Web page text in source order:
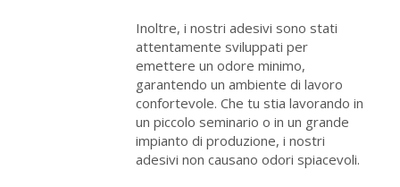
Inoltre, i nostri adesivi sono stati
attentamente sviluppati per
emettere un odore minimo,
garantendo un ambiente di lavoro
confortevole. Che tu stia lavorando in
un piccolo seminario o in un grande
impianto di produzione, i nostri
adesivi non causano odori spiacevoli.